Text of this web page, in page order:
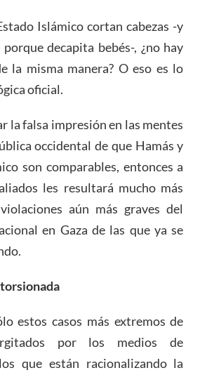
Islámico cortan cabezas -y
decapita bebés-, ¿no hay
la misma manera? O eso es lo
oficial.
la falsa impresión en las mentes
occidental de que Hamás y
son comparables, entonces a
les resultará mucho más
aún más graves del
en Gaza de las que ya se
estos casos más extremos de
por los medios de
que están racionalizando la